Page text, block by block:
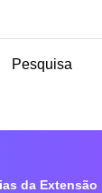
Pesquisa
da Extensão